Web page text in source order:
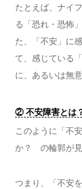
たとえば、ナイ
る「恐れ・恐怖
た、「不安」に
て、感じている
に、あるいは無
② 不安障害とは
このように「不
か？ の輪郭が見
つまり、「不安